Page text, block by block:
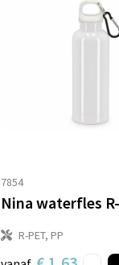
7854
R-PET, PP